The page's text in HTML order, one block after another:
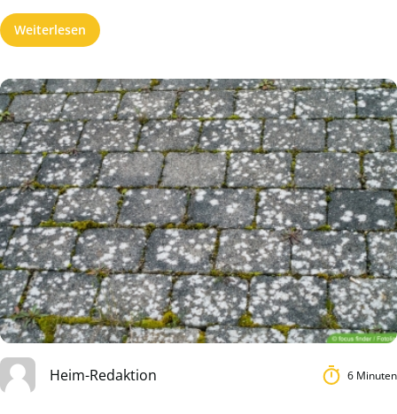
Weiterlesen
Heim-Redaktion 6 Minuten